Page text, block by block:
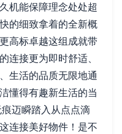
机能保障理念处处超
的细致拿着的全新概
高标卓越这组成就带
连接更为即时舒适、
生活的品质无限地通
懂得有趣新生活的当
迈瞬踏入从点点滴
连接美好物件！是不